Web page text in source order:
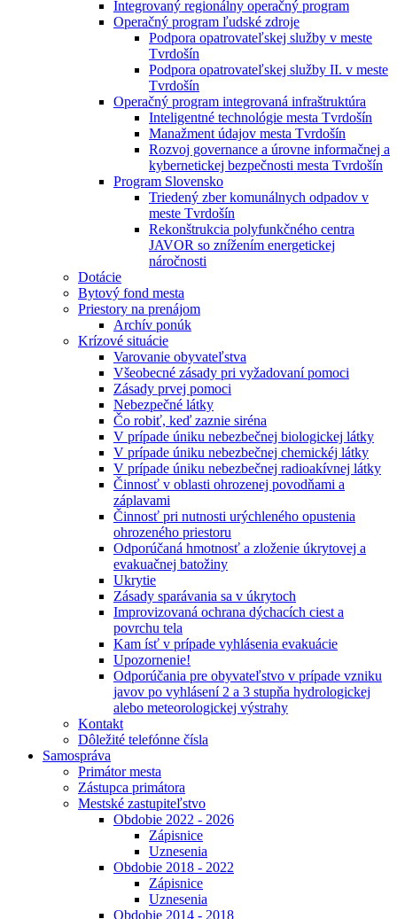
Integrovaný regionálny operačný program
Operačný program ľudské zdroje
Podpora opatrovateľskej služby v meste
Tvrdošín
Podpora opatrovateľskej služby II. v meste
Tvrdošín
Operačný program integrovaná infraštruktúra
Inteligentné technológie mesta Tvrdošín
Manažment údajov mesta Tvrdošín
Rozvoj governance a úrovne informačnej a
kybernetickej bezpečnosti mesta Tvrdošín
Program Slovensko
Triedený zber komunálnych odpadov v
meste Tvrdošín
Rekonštrukcia polyfunkčného centra
JAVOR so znížením energetickej
náročnosti
Dotácie
Bytový fond mesta
Priestory na prenájom
Archív ponúk
Krízové situácie
Varovanie obyvateľstva
Všeobecné zásady pri vyžadovaní pomoci
Zásady prvej pomoci
Nebezpečné látky
Čo robiť, keď zaznie siréna
V prípade úniku nebezbečnej biologickej látky
V prípade úniku nebezbečnej chemickéj látky
V prípade úniku nebezbečnej radioakívnej látky
Činnosť v oblasti ohrozenej povodňami a
záplavami
Činnosť pri nutnosti urýchleného opustenia
ohrozeného priestoru
Odporúčaná hmotnosť a zloženie úkrytovej a
evakuačnej batožiny
Ukrytie
Zásady sparávania sa v úkrytoch
Improvizovaná ochrana dýchacích ciest a
povrchu tela
Kam ísť v prípade vyhlásenia evakuácie
Upozornenie!
Odporúčania pre obyvateľstvo v prípade vzniku
javov po vyhlásení 2 a 3 stupňa hydrologickej
alebo meteorologickej výstrahy
Kontakt
Dôležité telefónne čísla
Samospráva
Primátor mesta
Zástupca primátora
Mestské zastupiteľstvo
Obdobie 2022 - 2026
Zápisnice
Uznesenia
Obdobie 2018 - 2022
Zápisnice
Uznesenia
Obdobie 2014 - 2018